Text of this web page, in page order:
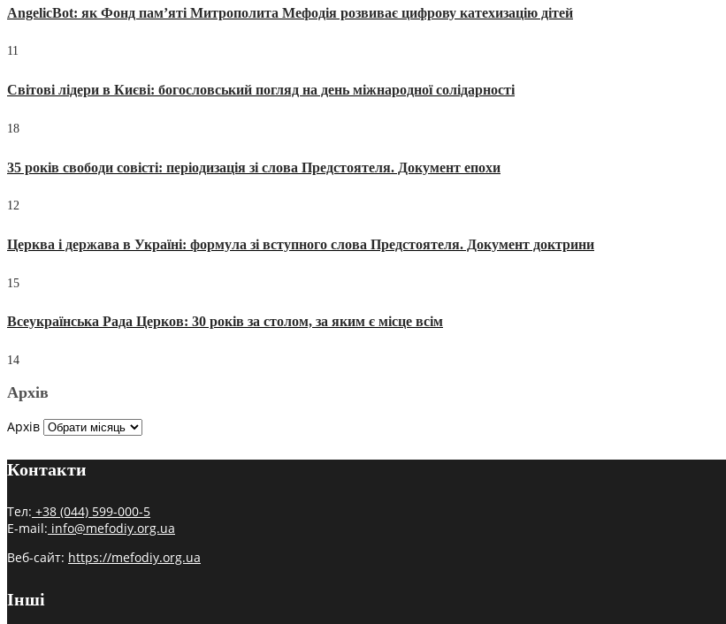
AngelicBot: як Фонд пам’яті Митрополита Мефодія розвиває цифрову катехизацію дітей
11
Світові лідери в Києві: богословський погляд на день міжнародної солідарності
18
35 років свободи совісті: періодизація зі слова Предстоятеля. Документ епохи
12
Церква і держава в Україні: формула зі вступного слова Предстоятеля. Документ доктрини
15
Всеукраїнська Рада Церков: 30 років за столом, за яким є місце всім
14
Архів
Архів
Контакти
Тел: +38 (044) 599-000-5
E-mail: info@mefodiy.org.ua
Веб-сайт: https://mefodiy.org.ua
Інші